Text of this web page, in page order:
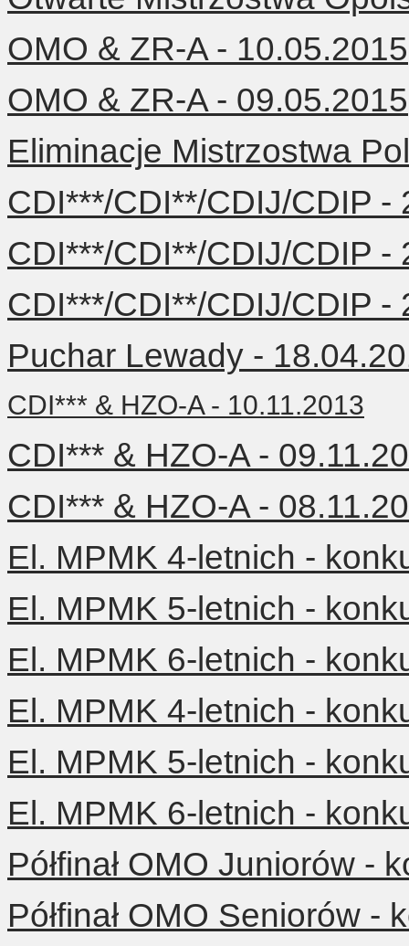
OMO & ZR-A - 10.05.2015
OMO & ZR-A - 09.05.2015
Eliminacje Mistrzostwa
CDI***/CDI**/CDIJ/CDIP -
CDI***/CDI**/CDIJ/CDIP -
CDI***/CDI**/CDIJ/CDIP -
Puchar Lewady -
CDI*** & HZO-A - 10.11.2013
CDI*** & HZO-A -
CDI*** & HZO-A -
El. MPMK 4-letnich -
El. MPMK 5-letnich -
El. MPMK 6-letnich -
El. MPMK 4-letnich -
El. MPMK 5-letnich -
El. MPMK 6-letnich -
Półfinał OMO Juniorów -
Półfinał OMO Seniorów